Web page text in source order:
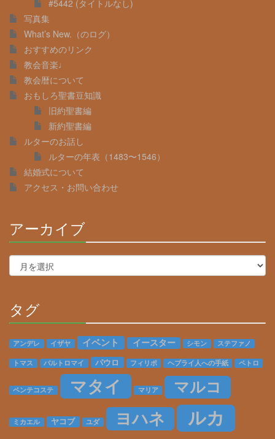
#5442 (タイトルなし)
写真集
What’s New.（のログ）
おすすめのリンク
教会音楽♩
教会暦について
おもしろ聖書豆知識
旧約聖書編
新約聖書編
ルターのお話し
ルターの年表（1483〜1546）
結婚式について
アクセス・お問い合わせ
アーカイブ
Complete
ア
ー
ブ
タグ
Complete
アンデレ イザヤ イベント イースター シモン ステファノ
トマス バルトロマイ パウロ フィリポ ヘブライ人への手紙 ペトロ
ペンテコステ マタイ マリア マルコ
ミカエル ヤコブ ユダ ヨハネ ルカ